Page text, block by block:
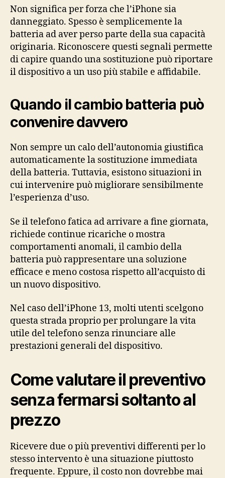
Non significa per forza che l’iPhone sia
danneggiato. Spesso è semplicemente la
batteria ad aver perso parte della sua capacità
originaria. Riconoscere questi segnali permette
di capire quando una sostituzione può riportare
il dispositivo a un uso più stabile e affidabile.
Quando il cambio batteria può
convenire davvero
Non sempre un calo dell’autonomia giustifica
automaticamente la sostituzione immediata
della batteria. Tuttavia, esistono situazioni in
cui intervenire può migliorare sensibilmente
l’esperienza d’uso.
Se il telefono fatica ad arrivare a fine giornata,
richiede continue ricariche o mostra
comportamenti anomali, il cambio della
batteria può rappresentare una soluzione
efficace e meno costosa rispetto all’acquisto di
un nuovo dispositivo.
Nel caso dell’iPhone 13, molti utenti scelgono
questa strada proprio per prolungare la vita
utile del telefono senza rinunciare alle
prestazioni generali del dispositivo.
Come valutare il preventivo
senza fermarsi soltanto al
prezzo
Ricevere due o più preventivi differenti per lo
stesso intervento è una situazione piuttosto
frequente. Eppure, il costo non dovrebbe mai